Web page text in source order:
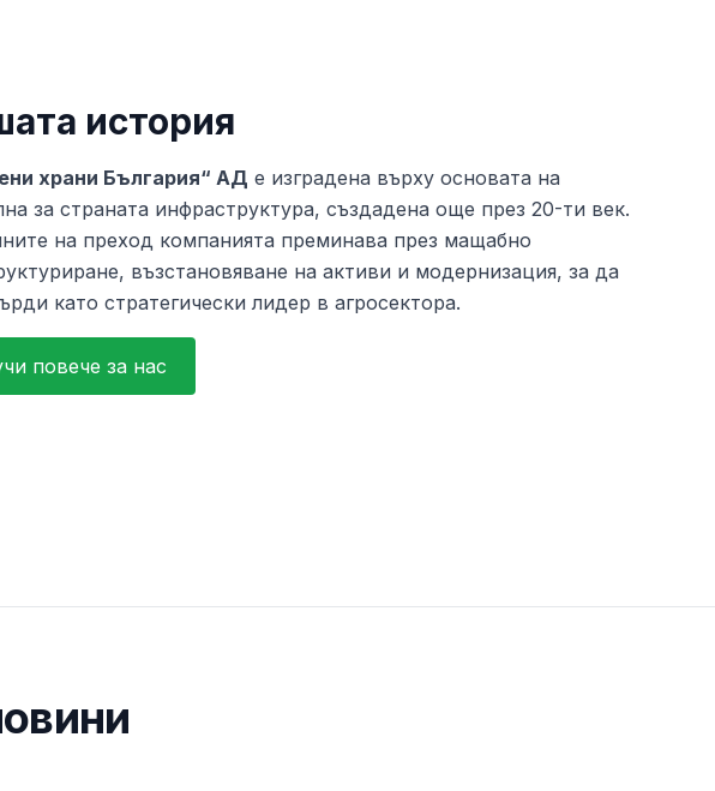
история
храни България“ АД е изградена върху основата на
за страната инфраструктура, създадена още през 20-ти век.
на преход компанията преминава през мащабно
възстановяване на активи и модернизация, за да
като стратегически лидер в агросектора.
повече за нас